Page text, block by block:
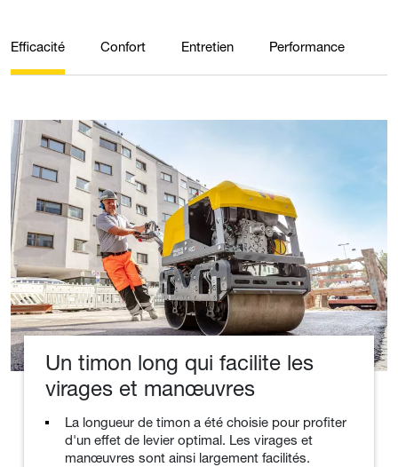
Efficacité Confort Entretien Performance
Un timon long qui facilite les
virages et manœuvres
La longueur de timon a été choisie pour profiter
d'un effet de levier optimal. Les virages et
manœuvres sont ainsi largement facilités.